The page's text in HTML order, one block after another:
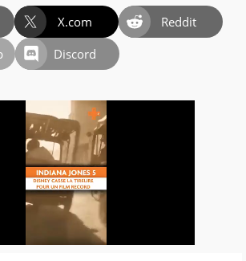
X.com
Reddit
Discord